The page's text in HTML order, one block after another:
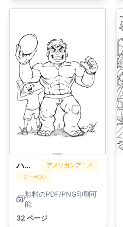
ハルク
アメリカンアニメ
マーベル
無料のPDF/PNG印刷可
能
32 ページ